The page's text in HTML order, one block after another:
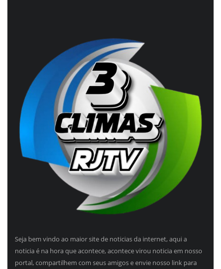
Seja bem vindo ao maior site de noticias da internet, aqui a
noticia é na hora que acontece, acontece virou noticia em nosso
portal, compartilhem com seus amigos e envie nosso link para